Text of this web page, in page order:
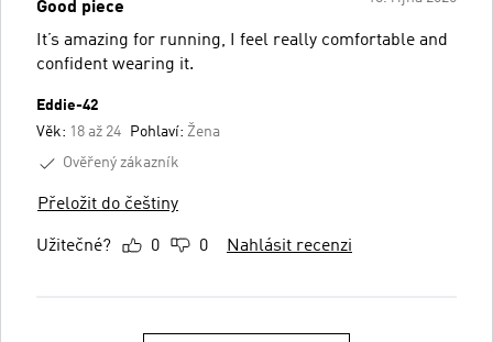
Good piece
It’s amazing for running, I feel really comfortable and
confident wearing it.
Eddie-42
Věk: 18 až 24 Pohlaví: Žena
Ověřený zákazník
Přeložit do češtiny
Užitečné? 0 0 Nahlásit recenzi